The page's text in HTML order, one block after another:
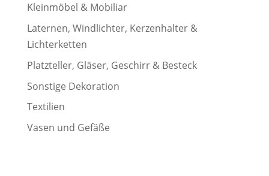
Kleinmöbel & Mobiliar
Laternen, Windlichter, Kerzenhalter &
Lichterketten
Platzteller, Gläser, Geschirr & Besteck
Sonstige Dekoration
Textilien
Vasen und Gefäße